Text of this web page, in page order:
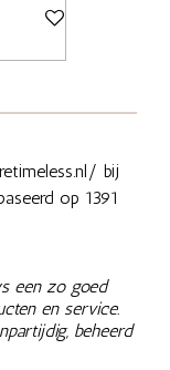
Bekijk details
bij
op 1391
een zo goed
en service.
beheerd